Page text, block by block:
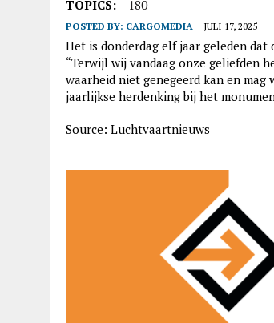
TOPICS: 180
POSTED BY: CARGOMEDIA JULI 17, 2025
Het is donderdag elf jaar geleden
“Terwijl wij vandaag onze geliefden
waarheid niet genegeerd kan en
jaarlijkse herdenking bij het
Source: Luchtvaartnieuws